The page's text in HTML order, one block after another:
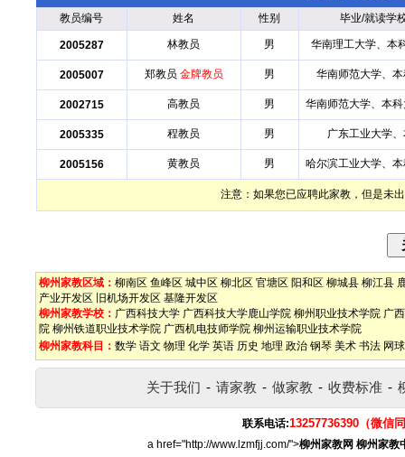
教员编号 姓名 性别 毕业/就读学
2005287 林教员 男 华南理工大学、本
2005007 郑教员 金牌教员 男 华南师范大学、
2002715 高教员 男 华南师范大学、本
2005335 程教员 男 广东工业大学
2005156 黄教员 男 哈尔滨工业大学、
注意：如果您已应聘此家教，但是未
柳州家教区域： 柳南区 鱼峰区 城中区 柳北区 官塘区 阳和区 柳城县 柳江县
产业开发区
旧机场开发区 基隆开发区
柳州家教学校： 广西科技大学 广西科技大学鹿山学院 柳州职业技术学院 广
院 柳州铁道职业技术学院 广西机电技师学院 柳州运输职业技术学院
柳州家教科目： 数学 语文 物理 化学 英语 历史 地理 政治 钢琴 美术 书法 网球
关于我们 - 请家教 - 做家教 - 收费标准 -
联系电话:13257736390（微信
a href="http://www.lzmfjj.com/">柳州家教网 柳州家教